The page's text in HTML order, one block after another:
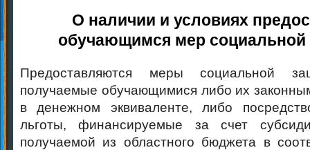
О наличии и условиях
обучающимся мер социальной
Предоставляются меры социальной
получаемые обучающимися либо их
в денежном эквиваленте, либо
льготы, финансируемые за счет
получаемой из областного бюджета в